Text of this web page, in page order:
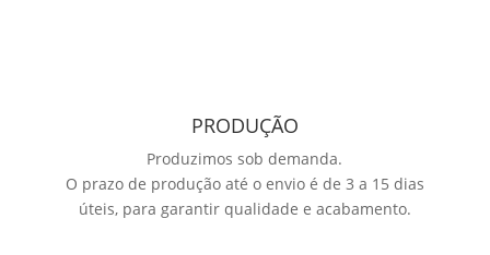
PRODUÇÃO
Produzimos sob demanda.
O prazo de produção até o envio é de 3 a 15 dias
úteis, para garantir qualidade e acabamento.